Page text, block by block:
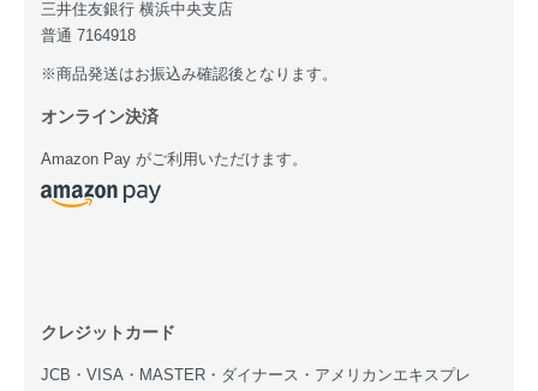
三井住友銀行 横浜中央支店
普通 7164918
※商品発送はお振込み確認後となります。
オンライン決済
Amazon Pay がご利用いただけます。
クレジットカード
JCB・VISA・MASTER・ダイナース・アメリカンエキスプレ